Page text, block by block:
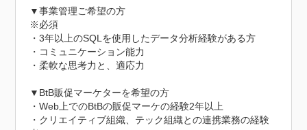
▼事業管理ご希望の方
※必須
・3年以上のSQLを使用したデータ分析経験がある方
・コミュニケーション能力
・柔軟な思考力と、適応力
▼BtB販促マーケターを希望の方
・Web上でのBtBの販促マーケの経験2年以上
・クリエイティブ組織、テック組織との連携業務の経験